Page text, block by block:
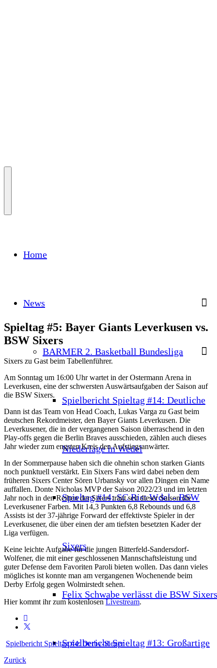
Home
News
BARMER 2. Basketball Bundesliga
Spielbericht Spieltag #14: Deutliche
Niederlage in Wedel
Spieltag #14: SC Rist Wdel - BSW
Sixers
Felix Schwabe verlässt die BSW Sixers
Spielbericht Spieltag #13: Großartige
Spieltag #5: Bayer Giants Leverkusen vs.
BSW Sixers
Sixers zu Gast beim Tabellenführer.
Am Sonntag um 16:00 Uhr wartet in der Ostermann Arena in
Leverkusen, eine der schwersten Auswärtsaufgaben der Saison auf
die BSW Sixers.
Dann ist das Team von Head Coach, Lukas Varga zu Gast beim
deutschen Rekordmeister, den Bayer Giants Leverkusen. Die
Leverkusener, die in der vergangenen Saison überraschend in den
Play-offs gegen die Berlin Braves ausschieden, zählen auch dieses
Jahr wieder zum engsten Kreis den Aufstiegsanwärter.
In der Sommerpause haben sich die ohnehin schon starken Giants
noch punktuell verstärkt. Ein Sixers Fans wird dabei neben dem
früheren Sixers Center Sören Urbansky vor allen Dingen ein Name
auffallen. Donte Nicholas MVP der Saison 2022/23 und im letzten
Jahr noch in den Reihen der Sixers trägt seit dieser Saison die
Leverkusener Farben. Mit 14,3 Punkten 6,8 Rebounds und 6,8
Assists ist der 37-jährige Forward der effektivste Spieler in der
Leverkusener, die über einen der am tiefsten besetzten Kader der
Liga verfügen.
Keine leichte Aufgabe für die jungen Bitterfeld-Sandersdorf-
Wolfener, die mit einer geschlossenen Mannschaftsleistung und
guter Defense dem Favoriten Paroli bieten wollen. Das dann vieles
mögliches ist konnte man am vergangenen Wochenende beim
Derby Erfolg gegen Wolmirstedt sehen.
Hier kommt ihr zum kostenlosenLivestream.
Spielbericht Spieltag #4: Derby-Sieger
Zurück